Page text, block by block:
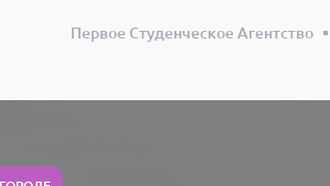
Первое Студенческое Агентство